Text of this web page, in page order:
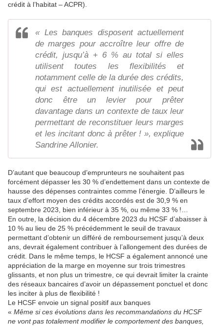
crédit à l’habitat – ACPR).
« Les banques disposent actuellement
de marges pour accroître leur offre de
crédit, jusqu’à + 6 % au total si elles
utilisent toutes les flexibilités et
notamment celle de la durée des crédits,
qui est actuellement inutilisée et peut
donc être un levier pour prêter
davantage dans un contexte de taux leur
permettant de reconstituer leurs marges
et les incitant donc à prêter ! », explique
Sandrine Allonier.
D’autant que beaucoup d’emprunteurs ne souhaitent pas
forcément dépasser les 30 % d’endettement dans un contexte de
hausse des dépenses contraintes comme l’énergie. D’ailleurs le
taux d’effort moyen des crédits accordés est de 30,9 % en
septembre 2023, bien inférieur à 35 %, ou même 33 % !…
En outre, la décision du 4 décembre 2023 du HCSF d’abaisser à
10 % au lieu de 25 % précédemment le seuil de travaux
permettant d’obtenir un différé de remboursement jusqu’à deux
ans, devrait également contribuer à l’allongement des durées de
crédit. Dans le même temps, le HCSF a également annoncé une
appréciation de la marge en moyenne sur trois trimestres
glissants, et non plus un trimestre, ce qui devrait limiter la crainte
des réseaux bancaires d’avoir un dépassement ponctuel et donc
les inciter à plus de flexibilité !
Le HCSF envoie un signal positif aux banques
« Même si ces évolutions dans les recommandations du HCSF
ne vont pas totalement modifier le comportement des banques,